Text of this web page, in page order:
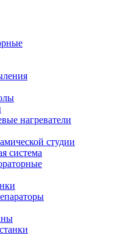
нагреватели
студии
система